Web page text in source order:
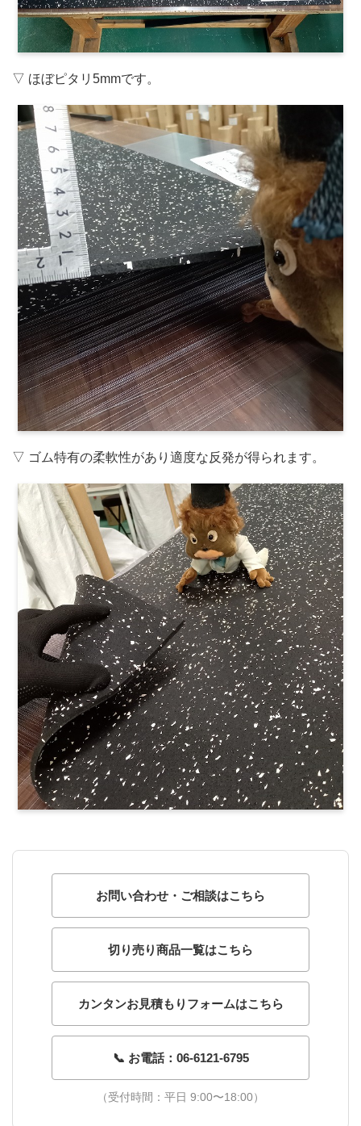
▽ ほぼピタリ5mmです。
▽ ゴム特有の柔軟性があり適度な反発が得られます。
お問い合わせ・ご相談はこちら
切り売り商品一覧はこちら
カンタンお見積もりフォームはこちら
📞 お電話：06-6121-6795
（受付時間：平日 9:00〜18:00）